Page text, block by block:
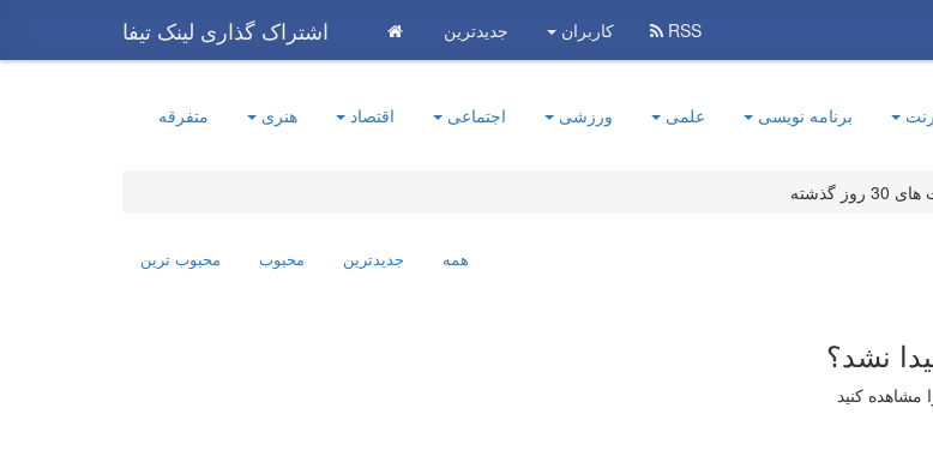
اشتراک گذاری لینک تیفا جدیدترین کاربران RSS
متفرقه هنری اقتصاد اجتماعی ورزشی علمی برنامه نویسی
گذشته
محبوب ترین محبوب جدیدترین همه
نشد؟
مشاهده کنید